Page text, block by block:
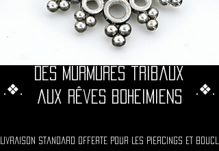
Des murmures tribaux
aux rêves boheimiens
.❖.
.❖.
Livraison Standard Offerte Pour Les Piercings Et